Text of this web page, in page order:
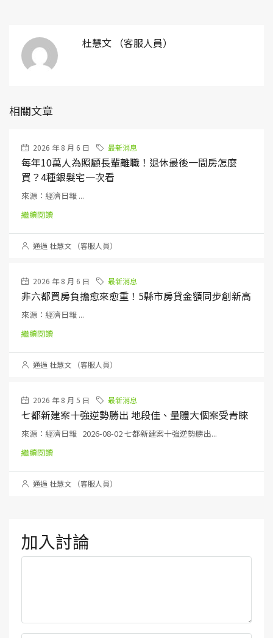
杜慧文 （客服人員）
相關文章
2026 年 8 月 6 日 最新消息
每年10萬人為照顧長輩離職！退休最後一間房怎麼
買？4種銀髮宅一次看
來源：經濟日報 ...
繼續閱讀
通過 杜慧文 （客服人員）
2026 年 8 月 6 日 最新消息
非六都買房負擔愈來愈重！5縣市房貸金額同步創新高
來源：經濟日報 ...
繼續閱讀
通過 杜慧文 （客服人員）
2026 年 8 月 5 日 最新消息
七都新建案十強逆勢勝出 地段佳、量體大個案受青睞
來源：經濟日報 2026-08-02 七都新建案十強逆勢勝出...
繼續閱讀
通過 杜慧文 （客服人員）
加入討論